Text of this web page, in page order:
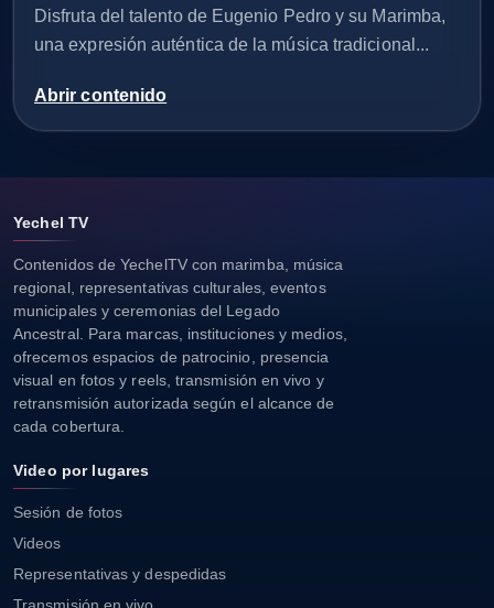
Disfruta del talento de Eugenio Pedro y su Marimba,
una expresión auténtica de la música tradicional...
Abrir contenido
Yechel TV
Contenidos de YechelTV con marimba, música
regional, representativas culturales, eventos
municipales y ceremonias del Legado
Ancestral. Para marcas, instituciones y medios,
ofrecemos espacios de patrocinio, presencia
visual en fotos y reels, transmisión en vivo y
retransmisión autorizada según el alcance de
cada cobertura.
Video por lugares
Sesión de fotos
Videos
Representativas y despedidas